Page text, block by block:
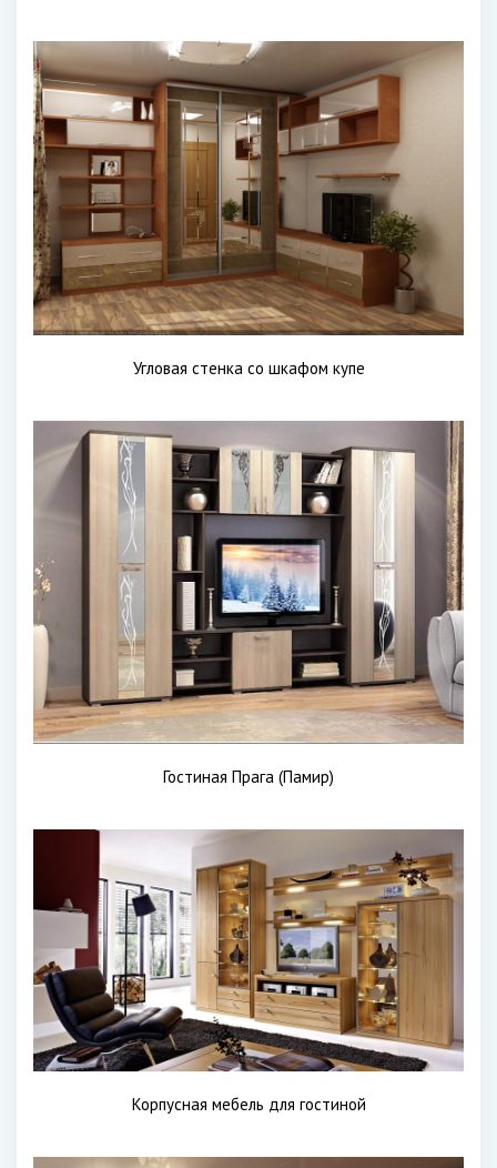
Угловая стенка со шкафом купе
Гостиная Прага (Памир)
Корпусная мебель для гостиной